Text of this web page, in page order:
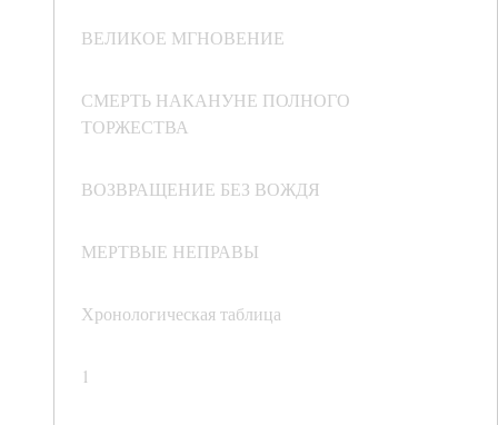
ВЕЛИКОЕ МГНОВЕНИЕ
СМЕРТЬ НАКАНУНЕ ПОЛНОГО
ТОРЖЕСТВА
ВОЗВРАЩЕНИЕ БЕЗ ВОЖДЯ
МЕРТВЫЕ НЕПРАВЫ
Хронологическая таблица
1